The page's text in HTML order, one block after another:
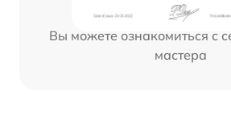
Вы можете ознакомиться с
мастера